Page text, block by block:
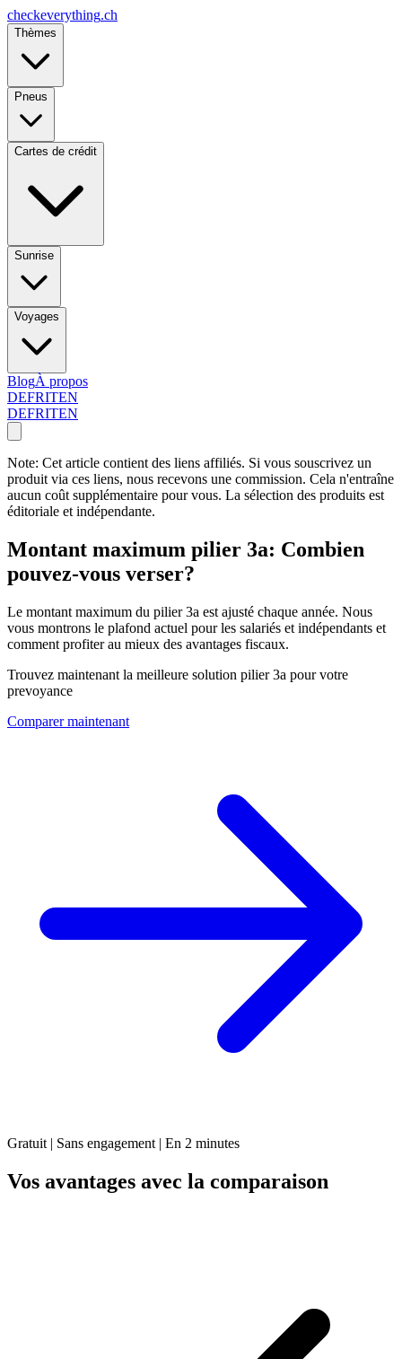
checkeverything.ch
Thèmes
Pneus
Cartes de crédit
Sunrise
Voyages
BlogÀ propos
DEFRITEN
DEFRITEN
Note: Cet article contient des liens affiliés. Si vous souscrivez un
produit via ces liens, nous recevons une commission. Cela n'entraîne
aucun coût supplémentaire pour vous. La sélection des produits est
éditoriale et indépendante.
Montant maximum pilier 3a: Combien
pouvez-vous verser?
Le montant maximum du pilier 3a est ajusté chaque année. Nous
vous montrons le plafond actuel pour les salariés et indépendants et
comment profiter au mieux des avantages fiscaux.
Trouvez maintenant la meilleure solution pilier 3a pour votre
prevoyance
Comparer maintenant
Gratuit | Sans engagement | En 2 minutes
Vos avantages avec la comparaison